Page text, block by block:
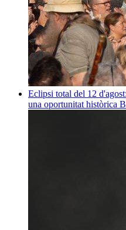
Eclipsi total del 12
una oportunitat històrica